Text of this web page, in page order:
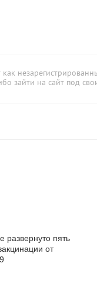
зайти на сайт под
развернуто пять
от